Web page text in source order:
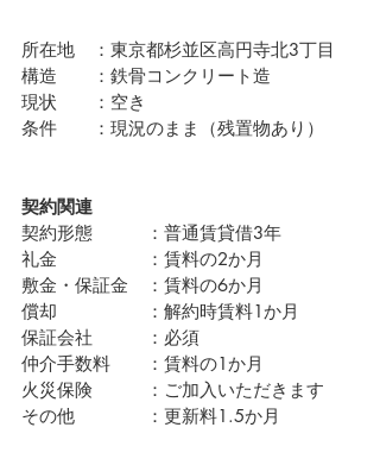
所在地　：東京都杉並区高円寺北3丁目
構造　　：鉄骨コンクリート造
現状　　：空き
条件　　：現況のまま（残置物あり）
契約関連
契約形態　　　：普通賃貸借3年
礼金　　　　　：賃料の2か月
敷金・保証金　：賃料の6か月
償却　　　　　：解約時賃料1か月
保証会社　　　：必須
仲介手数料　　：賃料の1か月
火災保険　　　：ご加入いただきます
その他　　　　：更新料1.5か月